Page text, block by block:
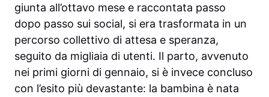
giunta all’ottavo mese e raccontata passo
dopo passo sui social, si era trasformata in un
percorso collettivo di attesa e speranza,
seguito da migliaia di utenti. Il parto, avvenuto
nei primi giorni di gennaio, si è invece concluso
con l’esito più devastante: la bambina è nata